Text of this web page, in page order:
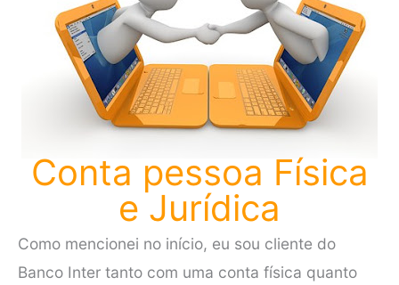
Conta pessoa Física
e Jurídica
Como mencionei no início, eu sou cliente do
Banco Inter tanto com uma conta física quanto